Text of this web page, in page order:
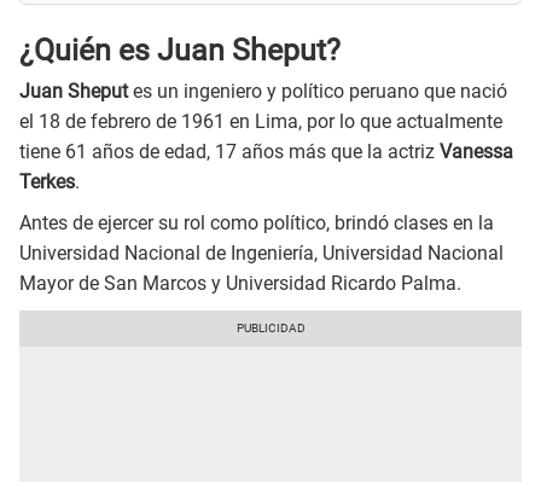
¿Quién es Juan Sheput?
Juan Sheputes un ingeniero y político peruano que nació
el 18 de febrero de 1961 en Lima, por lo que actualmente
tiene 61 años de edad, 17 años más que la actriz Vanessa
Terkes.
Antes de ejercer su rol como político, brindó clases en la
Universidad Nacional de Ingeniería, Universidad Nacional
Mayor de San Marcos y Universidad Ricardo Palma.